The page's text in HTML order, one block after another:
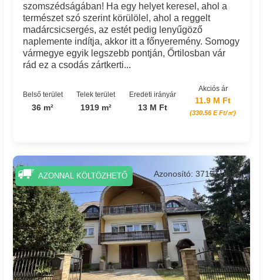
szomszédságában! Ha egy helyet keresel, ahol a
természet szó szerint körülölel, ahol a reggelt
madárcsicsergés, az estét pedig lenyűgöző
naplemente indítja, akkor itt a főnyeremény. Somogy
vármegye egyik legszebb pontján, Őrtilosban vár
rád ez a csodás zártkerti...
Belső terület
36 m²
Telek terület
1919 m²
Eredeti irányár
13 M Ft
Akciós ár
11.9 M Ft
(330.56 E Ft/㎡)
Azonosító: 3715_csaszi
AZONNAL KÖLTÖZHETŐ